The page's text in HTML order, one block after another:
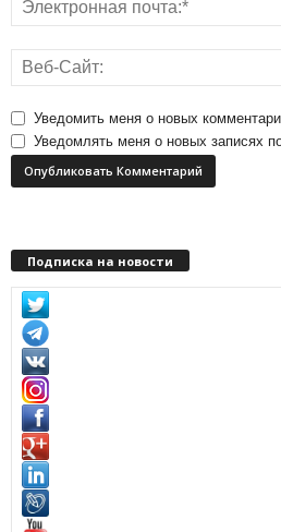
Уведомить меня о новых
Уведомлять меня о новых записях
Подписка на новости